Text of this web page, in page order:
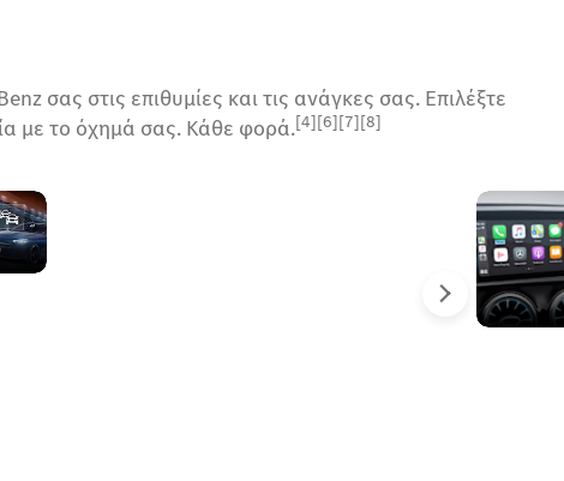
σας στις επιθυμίες και τις ανάγκες σας. Επιλέξτε
με το όχημά σας. Κάθε φορά.[4][6][7][8]
Επόμενο
Προσαρμοζόμενο
σύστημα
υποβοήθησης